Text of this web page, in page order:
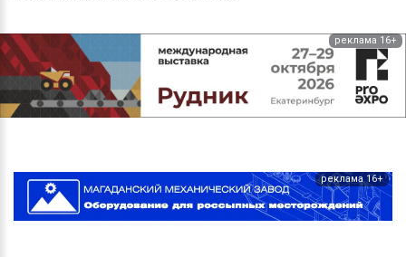
реклама 16+
реклама 16+